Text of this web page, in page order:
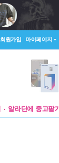
회원가입 마이페이지
알라딘에 중고팔기